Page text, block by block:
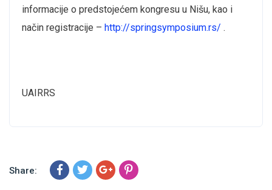
informacije o predstojećem kongresu u Nišu, kao i
način registracije – http://springsymposium.rs/ .
UAIRRS
Share: